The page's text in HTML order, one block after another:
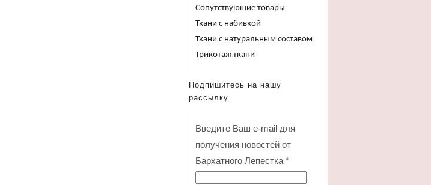
Сопутствующие товары
Ткани с набивкой
Ткани с натуральным составом
Трикотаж ткани
Подпишитесь на нашу
рассылку
Введите Ваш e-mail для
получения новостей от
Бархатного Лепестка *